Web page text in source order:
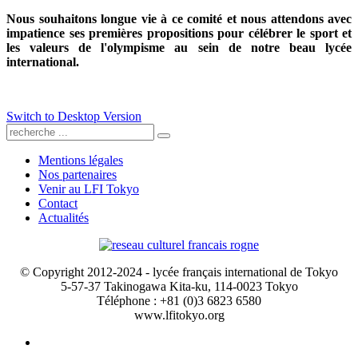
Nous souhaitons longue vie à ce comité et nous attendons avec
impatience ses premières propositions pour célébrer le sport et
les valeurs de l'olympisme au sein de notre beau lycée
international.
Switch to Desktop Version
Mentions légales
Nos partenaires
Venir au LFI Tokyo
Contact
Actualités
© Copyright 2012-2024 - lycée français international de Tokyo
5-57-37 Takinogawa Kita-ku, 114-0023 Tokyo
Téléphone : +81 (0)3 6823 6580
www.lfitokyo.org